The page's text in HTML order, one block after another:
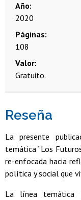
Año
2020
Páginas
108
Valor
Gratuito.
Reseña
La presente
temática “Los
re-enfocada hacia
política y social que
La línea temática